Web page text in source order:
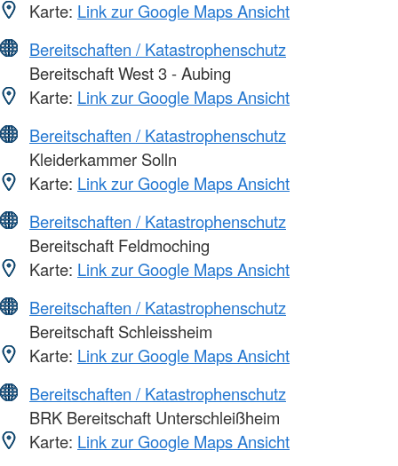
Karte: Link zur Google Maps Ansicht
Bereitschaften / Katastrophenschutz
Bereitschaft West 3 - Aubing
Karte: Link zur Google Maps Ansicht
Bereitschaften / Katastrophenschutz
Kleiderkammer Solln
Karte: Link zur Google Maps Ansicht
Bereitschaften / Katastrophenschutz
Bereitschaft Feldmoching
Karte: Link zur Google Maps Ansicht
Bereitschaften / Katastrophenschutz
Bereitschaft Schleissheim
Karte: Link zur Google Maps Ansicht
Bereitschaften / Katastrophenschutz
BRK Bereitschaft Unterschleißheim
Karte: Link zur Google Maps Ansicht